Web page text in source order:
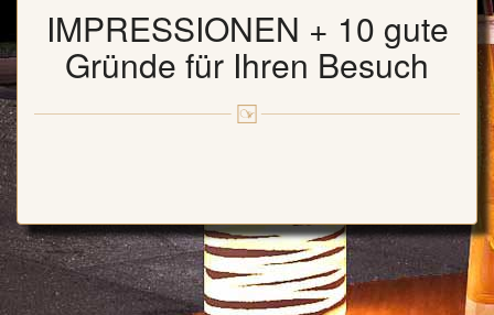
IMPRESSIONEN + 10 gute
Gründe für Ihren Besuch